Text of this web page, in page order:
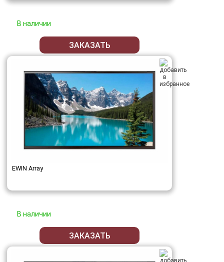
В наличии
ЗАКАЗАТЬ
EWIN Array
В наличии
ЗАКАЗАТЬ